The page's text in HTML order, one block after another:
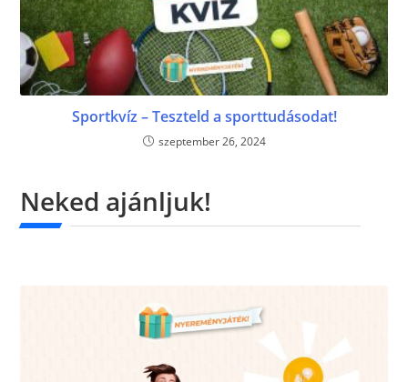
Sportkvíz – Teszteld a sporttudásodat!
szeptember 26, 2024
Neked ajánljuk!